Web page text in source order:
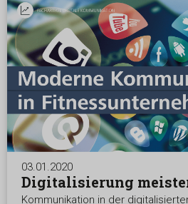
03.01.2020
Digitalisierung
Kommunikation in der